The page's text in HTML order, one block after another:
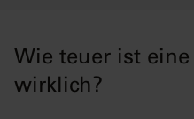
Wie teuer ist
wirklich?